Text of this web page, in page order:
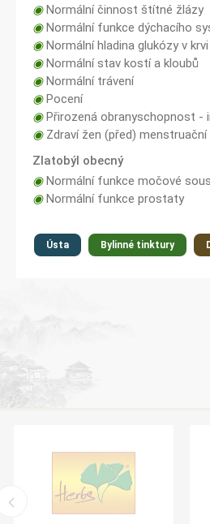
◉Normální činnost štítné žlázy
◉Normální funkce dýchacího
◉Normální hladina glukózy v krvi
◉Normální stav kostí a kloubů
◉Normální trávení
◉Pocení
◉Přirozená obranyschopnost -
◉Zdraví žen (před)
Zlatobýl obecný
◉Normální funkce močové
◉Normální funkce prostaty
Ústa Bylinné tinktury